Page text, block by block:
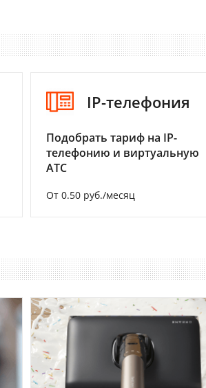
IP-телефония
Подобрать тариф на IP-
телефонию и виртуальную
АТС
От 0.50 руб./месяц